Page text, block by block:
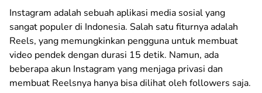
Instagram adalah sebuah aplikasi media sosial yang
sangat populer di Indonesia. Salah satu fiturnya adalah
Reels, yang memungkinkan pengguna untuk membuat
video pendek dengan durasi 15 detik. Namun, ada
beberapa akun Instagram yang menjaga privasi dan
membuat Reelsnya hanya bisa dilihat oleh followers saja.